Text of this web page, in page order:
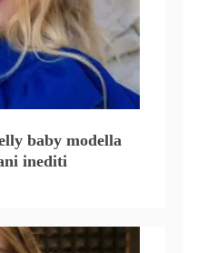
baby modella
inediti